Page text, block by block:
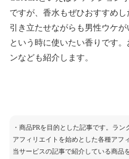
ですが、香水もぜひおすすめ
引き立たせながらも男性ウケ
という時に使いたい香りです
ンなども紹介します。
・商品PRを目的とした記事です。ラ
アフィリエイトを始めとした各種アフ
当サービスの記事で紹介している商品